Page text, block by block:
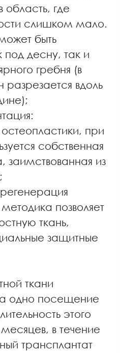
область, где
слишком мало.
быть
под десну, так и
гребня (в
разрезается вдоль
при
собственная
заимствованная из
позволяет
ткань,
защитные
ткани
одно посещение
этого
в течение
трансплантат